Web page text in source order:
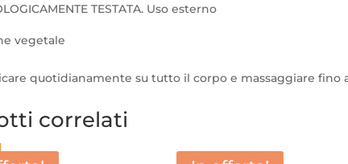
TESTATA. Uso esterno
vegetale
quotidianamente su tutto il corpo e massaggiare fino
correlati